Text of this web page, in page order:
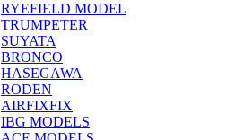
RYEFIELD MODEL
TRUMPETER
SUYATA
BRONCO
HASEGAWA
RODEN
AIRFIXFIX
IBG MODELS